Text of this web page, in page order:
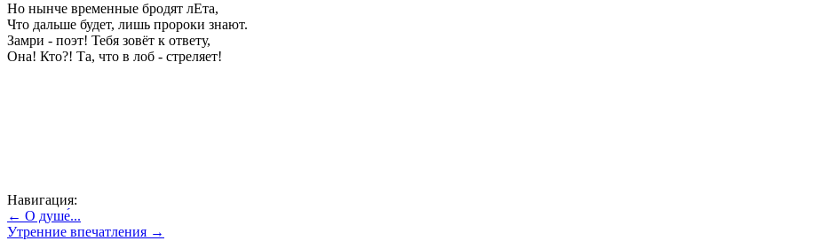
Но нынче временные бродят лЕта,
Что дальше будет, лишь пророки знают.
Замри - поэт! Тебя зовёт к ответу,
Она! Кто?! Та, что в лоб - стреляет!
Навигация:
← О душе́...
Утренние впечатления →